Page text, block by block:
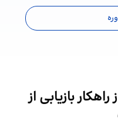
بازیابی از